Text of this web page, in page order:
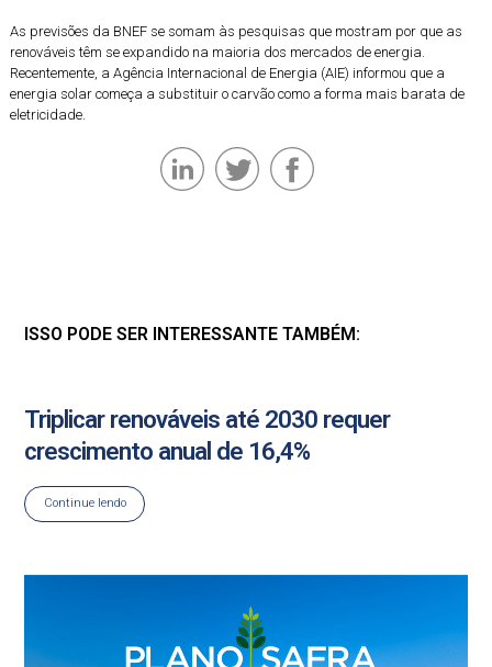
As previsões da BNEF se somam às pesquisas que mostram por que as
renováveis têm se expandido na maioria dos mercados de energia.
Recentemente, a Agência Internacional de Energia (AIE) informou que a
energia solar começa a substituir o carvão como a forma mais barata de
eletricidade.
ISSO PODE SER INTERESSANTE TAMBÉM:
Triplicar renováveis até 2030 requer
crescimento anual de 16,4%
Continue lendo